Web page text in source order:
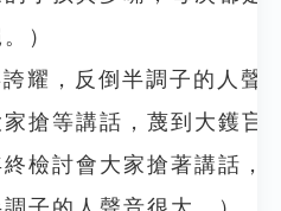
）
耀，反倒半調子的人聲
搶等講話，蔑到大鑊吂
檢討會大家搶著講話，